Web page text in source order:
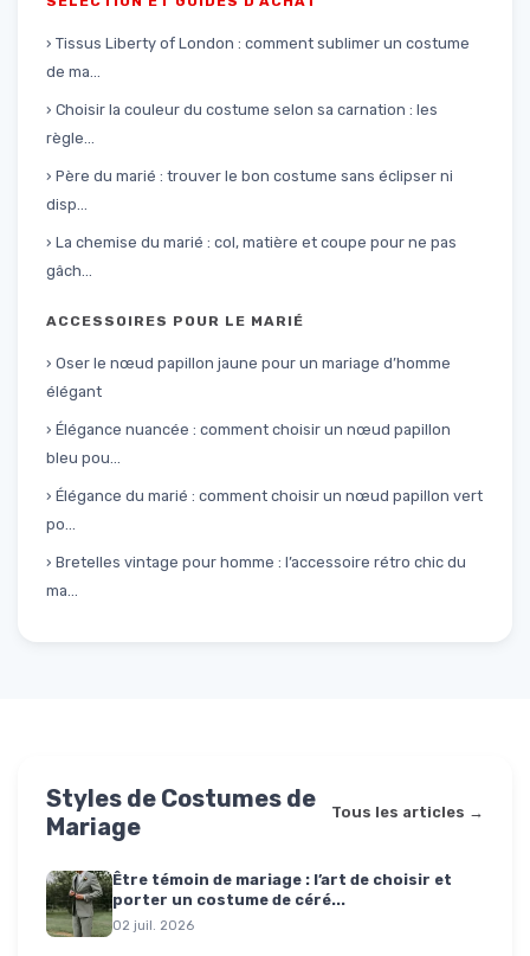
› Tissus Liberty of London : comment sublimer un costume
de ma...
› Choisir la couleur du costume selon sa carnation : les
règle...
› Père du marié : trouver le bon costume sans éclipser ni
disp...
› La chemise du marié : col, matière et coupe pour ne pas
gâch...
ACCESSOIRES POUR LE MARIÉ
› Oser le nœud papillon jaune pour un mariage d’homme
élégant
› Élégance nuancée : comment choisir un nœud papillon
bleu pou...
› Élégance du marié : comment choisir un nœud papillon vert
po...
› Bretelles vintage pour homme : l’accessoire rétro chic du
ma...
Styles de Costumes de
Mariage
Tous les articles →
Être témoin de mariage : l’art de choisir et
porter un costume de céré...
02 juil. 2026